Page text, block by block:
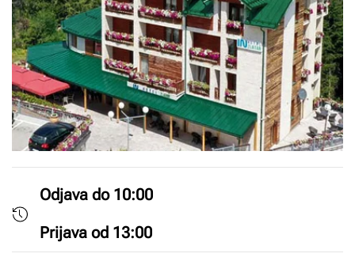
Odjava do 10:00
Prijava od 13:00